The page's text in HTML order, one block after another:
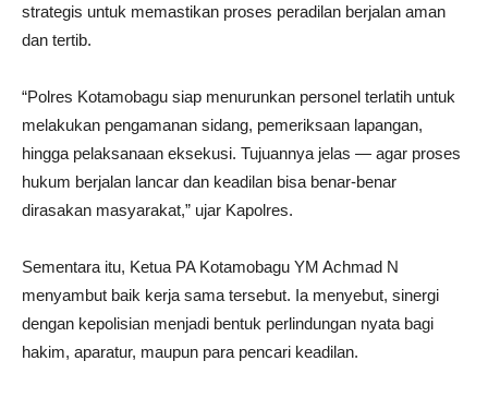
strategis untuk memastikan proses peradilan berjalan aman
dan tertib.
“Polres Kotamobagu siap menurunkan personel terlatih untuk
melakukan pengamanan sidang, pemeriksaan lapangan,
hingga pelaksanaan eksekusi. Tujuannya jelas — agar proses
hukum berjalan lancar dan keadilan bisa benar-benar
dirasakan masyarakat,” ujar Kapolres.
Sementara itu, Ketua PA Kotamobagu YM Achmad N
menyambut baik kerja sama tersebut. Ia menyebut, sinergi
dengan kepolisian menjadi bentuk perlindungan nyata bagi
hakim, aparatur, maupun para pencari keadilan.